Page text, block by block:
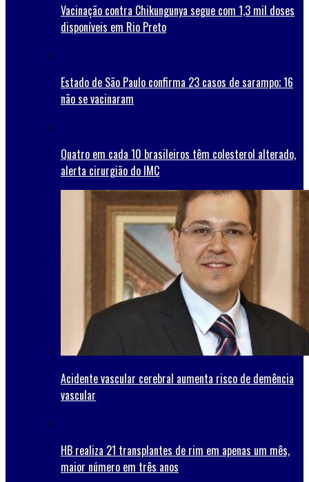
Vacinação contra Chikungunya segue com 1,3 mil doses
disponíveis em Rio Preto
Estado de São Paulo confirma 23 casos de sarampo; 16
não se vacinaram
Quatro em cada 10 brasileiros têm colesterol alterado,
alerta cirurgião do IMC
Acidente vascular cerebral aumenta risco de demência
vascular
HB realiza 21 transplantes de rim em apenas um mês,
maior número em três anos